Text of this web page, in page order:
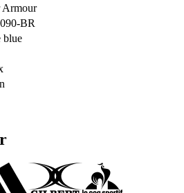
Armour
BR
blue